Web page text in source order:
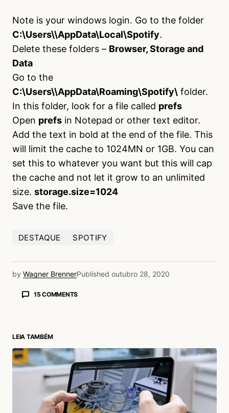
Note is your windows login. Go to the folder
C:\Users\\AppData\Local\Spotify.
Delete these folders – Browser, Storage and
Data
Go to the
C:\Users\\AppData\Roaming\Spotify\ folder.
In this folder, look for a file called prefs
Open prefs in Notepad or other text editor.
Add the text in bold at the end of the file. This
will limit the cache to 1024MN or 1GB. You can
set this to whatever you want but this will cap
the cache and not let it grow to an unlimited
size. storage.size=1024
Save the file.
DESTAQUE SPOTIFY
by Wagner BrennerPublished outubro 28, 2020
15 COMMENTS
valeu demais
Acesse para responder
André Dorigueto Canal
29/04/2021 às 9:48 AM
Muito obrigado! Salvou
LEIA TAMBÉM